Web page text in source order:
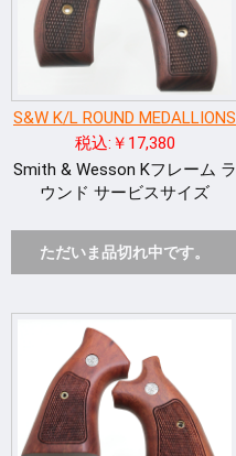
S&W K/L ROUND MEDALLIONS
税込:￥17,380
Smith & Wesson Kフレーム ラ
ウンド サービスサイズ
ただいま品切れ中です。